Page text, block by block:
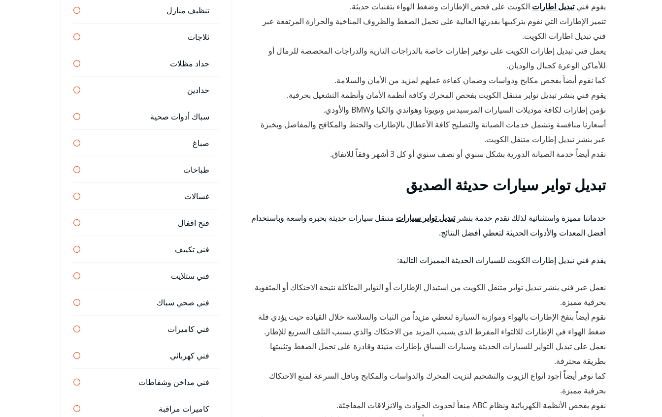
يقوم فنيتبديل اطارات الكويت على فحص الإطارات وضغط الهواء بتقنيات حديثة.
تتميز الإطارات التي نقوم بتركيبها بقدرتها العالية على تحمل الضغط والظروف المناخية والحرارة المرتفعة عبر
فني تبديل اطارات الكويت.
يعمل فني تبديل إطارات الكويت على توفير إطارات خاصة بالدراجات النارية والدراجات المخصصة للرمال أو
للأماكن الوعرة كجبال والوديان.
كما نقوم أيضاً بفحص مكابح ودواسات وضمان كفاءة عملهم لمزيد من الأمان والسلامة.
يقوم فني بنشر تبديل تواير متنقل الكويت بفحص المحرك وكافة أنظمة الأمان وأنظمة التشغيل بحرفية.
نؤمن إطارات لكافة موديلات السيارات المرسيدس وتويوتا وهواندي والكيا وBMW والأودي.
أسعارنا منافسة وتشمل خدمات الصيانة والتصليح كافة الأعطال بالإطارات والجنط والمكافح والمفاصل وبخبرة
عبر بنشر تبديل إطارات متنقل الكويت.
نقدم أيضاً خدمة الصيانة الدورية بشكل سنوي أو نصف سنوي أو كل 3 أشهر وفقاً للاتفاق.
تبديل تواير سيارات حديثة الصديق
خدماتنا مميزة واستثنائية لذلك نقدم خدمة بنشرتبديل تواير سيارات متنقل سيارات حديثة بخبرة واسعة وباستخدام
أفضل المعدات والأدوات الحديثة لتعطي أفضل النتائج.
يقدم فني تبديل إطارات الكويت للسيارات الحديثة المميزات التالية:
نعمل عبر فني بنشر تبديل تواير متنقل الكويت من استبدال الإطارات أو التواير المتآكلة نتيجة الاحتكاك أو المثقوبة
بحرفية مميزة.
نقوم أيضاً بنفخ الإطارات بالهواء وموازنة السيارة لتعطي مزيداً من الثبات والسلاسة خلال القيادة حيث يؤدي قلة
ضغط الهواء في الإطارات للالتواء المفرط الذي يسبب المزيد من الاحتكاك والذي يسبب التلف السريع للإطار.
نعمل على تبديل التواير للسيارات الحديثة وسيارات السباق بإطارات متينة وقادرة على تحمل الضغط وتثبيتها
بطريقة محترفة.
كما نوفر أيضاً أجود أنواع الزيوت والتشحيم لتزيت المحرك والدواسات والمكابح وناقل السرعة لمنع الاحتكاك
بحرفية مميزة.
نقوم بفحص الأنظمة الكهربائية ونظام ABC منعاً لحدوث الحوادث والانزلاقات المفاجئة.
تنظيف منازل
ثلاجات
حداد مظلات
حدادين
سباك أدوات صحية
صباغ
طباخات
غسالات
فتح اقفال
فني تكييف
فني ستلايت
فني صحي سباك
فني كاميرات
فني كهربائي
فني مداخن وشفاطات
كاميرات مراقبة